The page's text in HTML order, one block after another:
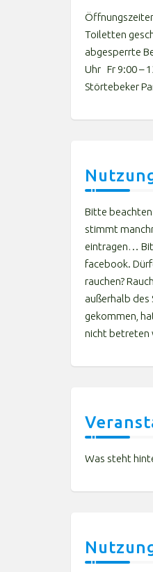
Toiletten
abgesperrte
Uhr Fr 9:00 –
Störtebeker
Bitte
stimmt
eintragen…
facebook.
rauchen?
außerhalb des
gekommen,
nicht betreten
Was steht